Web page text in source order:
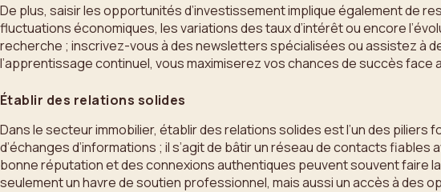
De plus, saisir les opportunités d’investissement implique également de
fluctuations économiques, les variations des taux d’intérêt ou encore
recherche ; inscrivez-vous à des newsletters spécialisées ou assistez à
l’apprentissage continuel, vous maximiserez vos chances de succès face
Établir des relations solides
Dans le secteur immobilier, établir des relations solides est l’un des
d’échanges d’informations ; il s’agit de bâtir un réseau de contacts
bonne réputation et des connexions authentiques peuvent souvent faire
seulement un havre de soutien professionnel, mais aussi un accès à des